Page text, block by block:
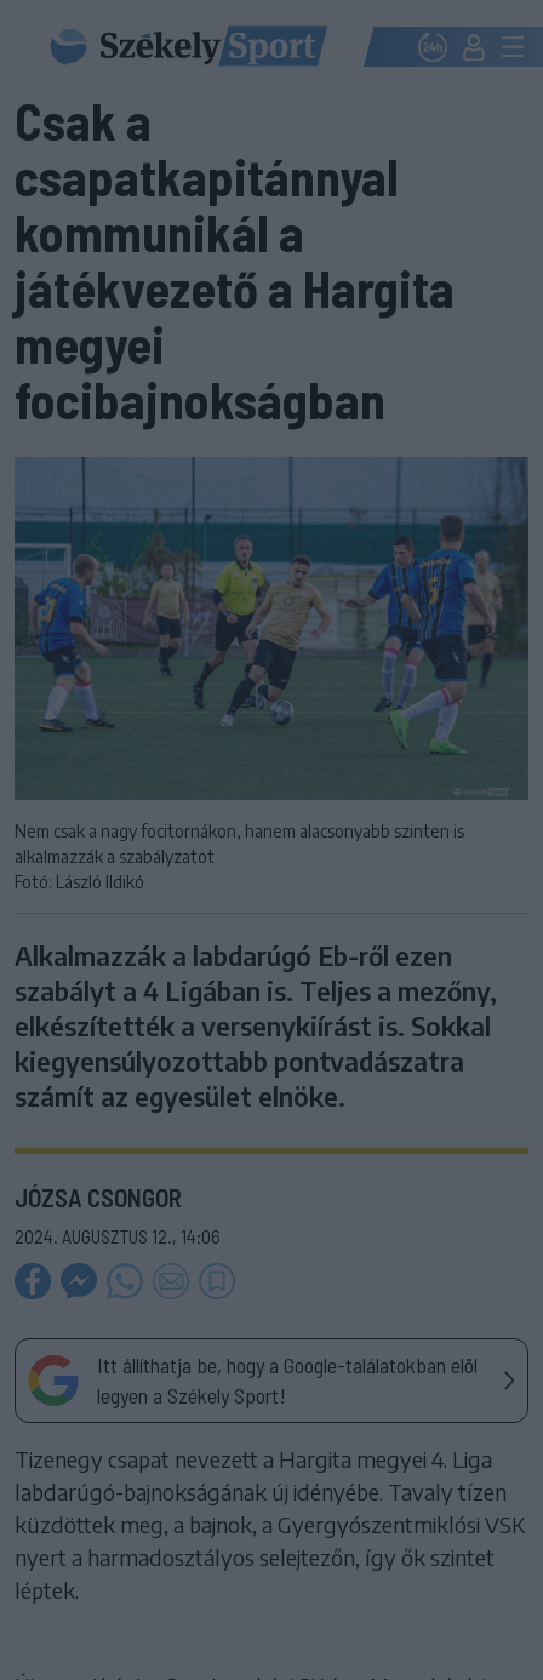
Csak a
csapatkapitánnyal
kommunikál a
játékvezető a Hargita
megyei
focibajnokságban
Nem csak a nagy focitornákon, hanem alacsonyabb szinten is
alkalmazzák a szabályzatot
Fotó: László Ildikó
Alkalmazzák a labdarúgó Eb-ről ezen
szabályt a 4 Ligában is. Teljes a mezőny,
elkészítették a versenykiírást is. Sokkal
kiegyensúlyozottabb pontvadászatra
számít az egyesület elnöke.
JÓZSA CSONGOR
2024. AUGUSZTUS 12., 14:06
Itt állíthatja be, hogy a Google-találatokban elöl
legyen a Székely Sport!
Tizenegy csapat nevezett a Hargita megyei 4. Liga
labdarúgó-bajnokságának új idényébe. Tavaly tízen
küzdöttek meg, a bajnok, a Gyergyószentmiklósi VSK
nyert a harmadosztályos selejtezőn, így ők szintet
léptek.